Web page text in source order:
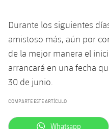
Durante los siguientes
amistoso más, aún por
de la mejor manera el
arrancará en una fecha
30 de junio.
COMPARTE ESTE ARTÍCULO
label.aria.whatsapp
Whatsapp